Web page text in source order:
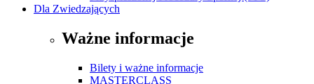
Dla Zwiedzających
Ważne informacje
Bilety i ważne informacje
MASTERCLASS